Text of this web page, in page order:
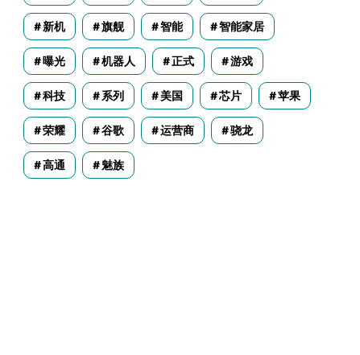
新机 旗舰 智能 智能家居
曝光 机器人 正式 游戏
科技 系列 美国 芯片 苹果
荣耀 谷歌 运营商 骁龙
高通 魅族